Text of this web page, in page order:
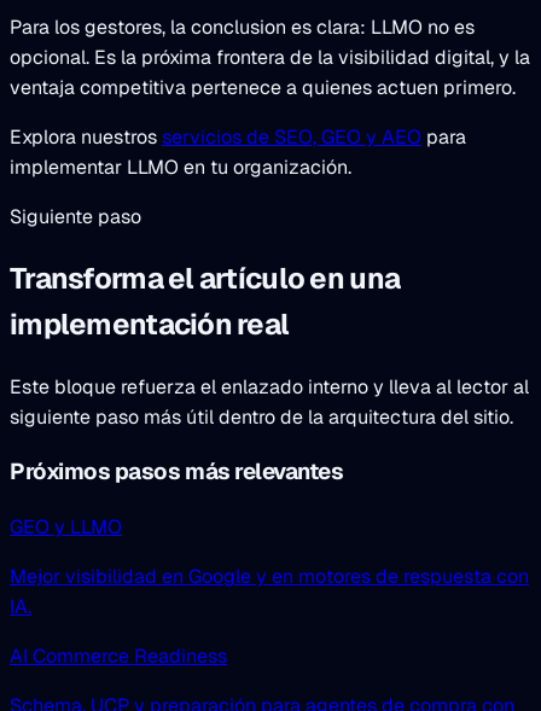
Para los gestores, la conclusion es clara: LLMO no es
opcional. Es la próxima frontera de la visibilidad digital, y la
ventaja competitiva pertenece a quienes actuen primero.
Explora nuestrosservicios de SEO, GEO y AEO para
implementar LLMO en tu organización.
Siguiente paso
Transforma el artículo en una
implementación real
Este bloque refuerza el enlazado interno y lleva al lector al
siguiente paso más útil dentro de la arquitectura del sitio.
Próximos pasos más relevantes
GEO y LLMO
Mejor visibilidad en Google y en motores de respuesta con
IA.
AI Commerce Readiness
Schema, UCP y preparación para agentes de compra con